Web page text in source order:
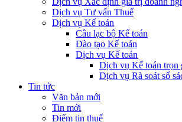
Dịch vụ Tư vấn Thuế
Dịch vụ Kế toán
Câu lạc bộ Kế toán
Đào tạo Kế toán
Dịch vụ Kế toán
Dịch vụ Kế toán trọn
Dịch vụ Rà soát sổ
Tin tức
Văn bản mới
Tin mới
Điểm tin thuế